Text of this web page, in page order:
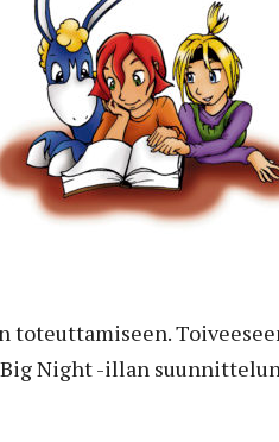
Night -illan